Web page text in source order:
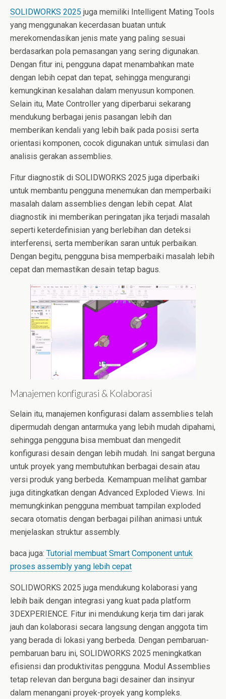
SOLIDWORKS 2025 juga memiliki Intelligent Mating Tools
yang menggunakan kecerdasan buatan untuk
merekomendasikan jenis mate yang paling sesuai
berdasarkan pola pemasangan yang sering digunakan.
Dengan fitur ini, pengguna dapat menambahkan mate
dengan lebih cepat dan tepat, sehingga mengurangi
kemungkinan kesalahan dalam menyusun komponen.
Selain itu, Mate Controller yang diperbarui sekarang
mendukung berbagai jenis pasangan lebih dan
memberikan kendali yang lebih baik pada posisi serta
orientasi komponen, cocok digunakan untuk simulasi dan
analisis gerakan assemblies.
Fitur diagnostik di SOLIDWORKS 2025 juga diperbaiki
untuk membantu pengguna menemukan dan memperbaiki
masalah dalam assemblies dengan lebih cepat. Alat
diagnostik ini memberikan peringatan jika terjadi masalah
seperti keterdefinisian yang berlebihan dan deteksi
interferensi, serta memberikan saran untuk perbaikan.
Dengan begitu, pengguna bisa memperbaiki masalah lebih
cepat dan memastikan desain tetap bagus.
Manajemen konfigurasi & Kolaborasi
Selain itu, manajemen konfigurasi dalam assemblies telah
dipermudah dengan antarmuka yang lebih mudah dipahami,
sehingga pengguna bisa membuat dan mengedit
konfigurasi desain dengan lebih mudah. Ini sangat berguna
untuk proyek yang membutuhkan berbagai desain atau
versi produk yang berbeda. Kemampuan melihat gambar
juga ditingkatkan dengan Advanced Exploded Views. Ini
memungkinkan pengguna membuat tampilan exploded
secara otomatis dengan berbagai pilihan animasi untuk
menjelaskan struktur assembly.
baca juga: Tutorial membuat Smart Component untuk
proses assembly yang lebih cepat
SOLIDWORKS 2025 juga mendukung kolaborasi yang
lebih baik dengan integrasi yang kuat pada platform
3DEXPERIENCE. Fitur ini mendukung kerja tim dari jarak
jauh dan kolaborasi secara langsung dengan anggota tim
yang berada di lokasi yang berbeda. Dengan pembaruan-
pembaruan baru ini, SOLIDWORKS 2025 meningkatkan
efisiensi dan produktivitas pengguna. Modul Assemblies
tetap relevan dan berguna bagi desainer dan insinyur
dalam menangani proyek-proyek yang kompleks.